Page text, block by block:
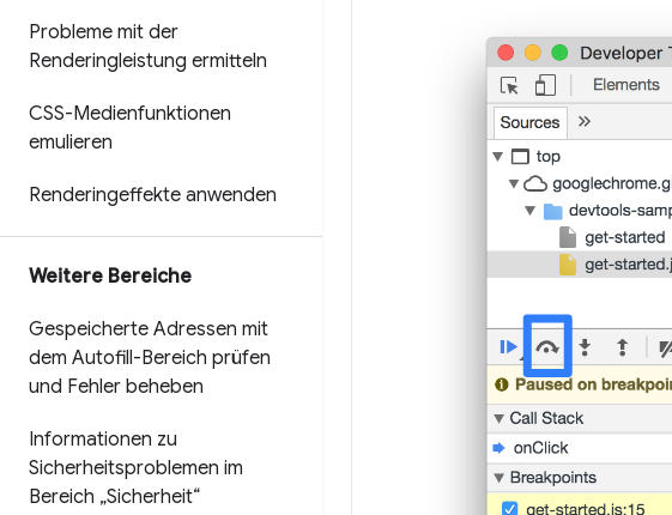
Probleme mit der
Renderingleistung ermitteln
CSS-Medienfunktionen
emulieren
Renderingeffekte anwenden
Weitere Bereiche
Gespeicherte Adressen mit
dem Autofill-Bereich prüfen
und Fehler beheben
Informationen zu
Sicherheitsproblemen im
Bereich „Sicherheit“